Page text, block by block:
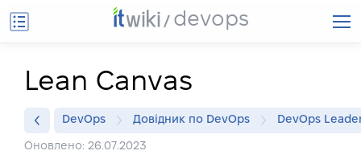
devops
Lean Canvas
DevOps Довідник по DevOps DevOps
Оновлено: 26.07.2023